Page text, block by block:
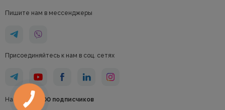
Пишите нам в мессенджеры
Присоединяйтесь к нам в соц. сетях
Нас уже95000 подписчиков